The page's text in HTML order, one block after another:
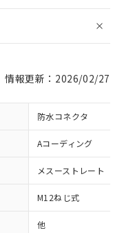
情報更新：2026/02/27
防水コネクタ
Aコーディング
メスーストレート
M12ねじ式
他